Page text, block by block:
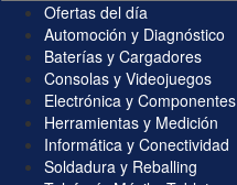
Ofertas del día
Automoción y Diagnóstico
Baterías y Cargadores
Consolas y Videojuegos
Electrónica y Componentes
Herramientas y Medición
Informática y Conectividad
Soldadura y Reballing